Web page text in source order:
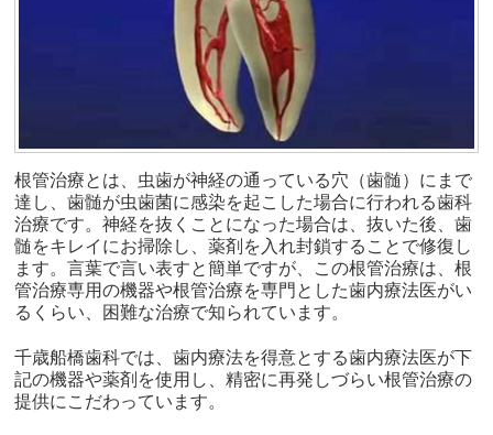
根管治療とは、虫歯が神経の通っている穴（歯髄）にまで
達し、歯髄が虫歯菌に感染を起こした場合に行われる歯科
治療です。神経を抜くことになった場合は、抜いた後、歯
髄をキレイにお掃除し、薬剤を入れ封鎖することで修復し
ます。言葉で言い表すと簡単ですが、この根管治療は、根
管治療専用の機器や根管治療を専門とした歯内療法医がい
るくらい、困難な治療で知られています。
千歳船橋歯科では、歯内療法を得意とする歯内療法医が下
記の機器や薬剤を使用し、精密に再発しづらい根管治療の
提供にこだわっています。